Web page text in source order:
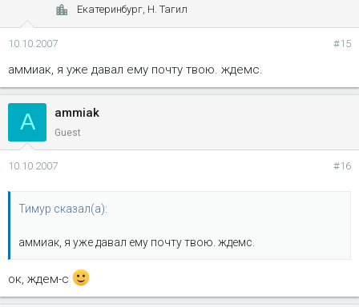
Екатеринбург, Н. Тагил
10.10.2007 #15
аммиак, я уже давал ему почту твою. ждемс.
A ammiak
Guest
10.10.2007 #16
Тимур сказал(а):
аммиак, я уже давал ему почту твою. ждемс.
ок, ждем-с